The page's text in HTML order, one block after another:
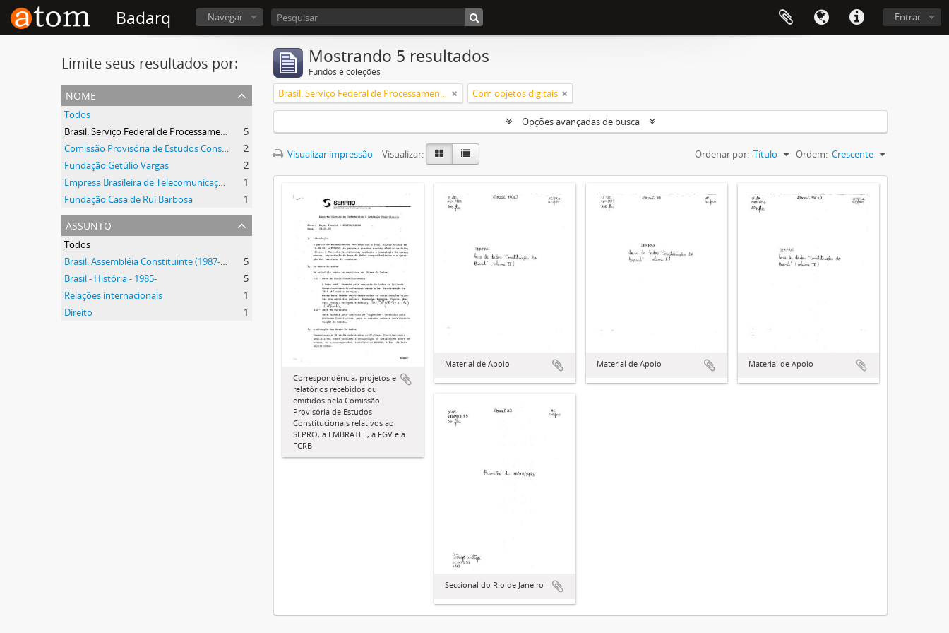
Badarq Navegar Entrar
Limite seus resultados por:
nome
Todos
Brasil. Serviço Federal de Processamento de Dados
5
Comissão Provisória de Estudos Constitucionais (CEC)
2
Fundação Getúlio Vargas
2
Empresa Brasileira de Telecomunicações
1
Fundação Casa de Rui Barbosa
1
assunto
Todos
Brasil. Assembléia Constituinte (1987-1988)
5
Brasil - História - 1985-
5
Relações internacionais
1
Direito
1
Mostrando 5 resultados
Fundos e coleções
Brasil. Serviço Federal de Processamento de Dados Com objetos digitais
Opções avançadas de busca
Visualizar impressão Visualizar: Ordenar por: Título Ordem: Crescente
Correspondência, projetos e
relatórios recebidos ou
emitidos pela Comissão
Provisória de Estudos
Constitucionais relativos ao
SEPRO, à EMBRATEL, à FGV e à
FCRB
Material de Apoio Material de Apoio Material de Apoio
Seccional do Rio de Janeiro